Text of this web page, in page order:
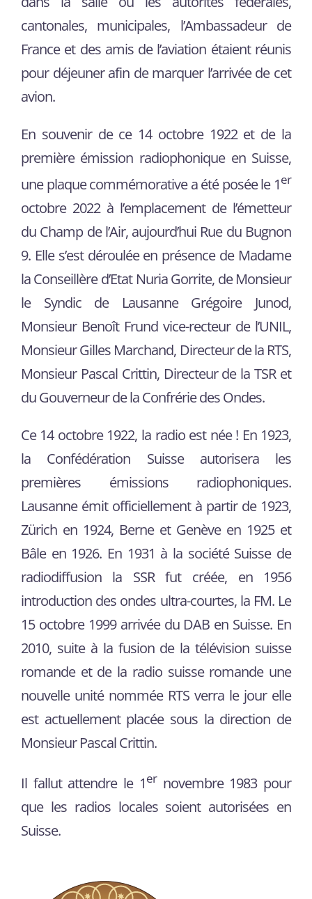
cantonales, municipales, l’Ambassadeur de
France et des amis de l’aviation étaient réunis
pour déjeuner afin de marquer l’arrivée de cet
avion.
En souvenir de ce 14 octobre 1922 et de la
première émission radiophonique en Suisse,
une plaque commémorative a été posée le 1er
octobre 2022 à l’emplacement de l’émetteur
du Champ de l’Air, aujourd’hui Rue du Bugnon
9. Elle s’est déroulée en présence de Madame
la Conseillère d’Etat Nuria Gorrite, de Monsieur
le Syndic de Lausanne Grégoire Junod,
Monsieur Benoît Frund vice-recteur de l’UNIL,
Monsieur Gilles Marchand, Directeur de la RTS,
Monsieur Pascal Crittin, Directeur de la TSR et
du Gouverneur de la Confrérie des Ondes.
Ce 14 octobre 1922, la radio est née ! En 1923,
la Confédération Suisse autorisera les
premières émissions radiophoniques.
Lausanne émit officiellement à partir de 1923,
Zürich en 1924, Berne et Genève en 1925 et
Bâle en 1926. En 1931 à la société Suisse de
radiodiffusion la SSR fut créée, en 1956
introduction des ondes ultra-courtes, la FM. Le
15 octobre 1999 arrivée du DAB en Suisse. En
2010, suite à la fusion de la télévision suisse
romande et de la radio suisse romande une
nouvelle unité nommée RTS verra le jour elle
est actuellement placée sous la direction de
Monsieur Pascal Crittin.
Il fallut attendre le 1ernovembre 1983 pour
que les radios locales soient autorisées en
Suisse.